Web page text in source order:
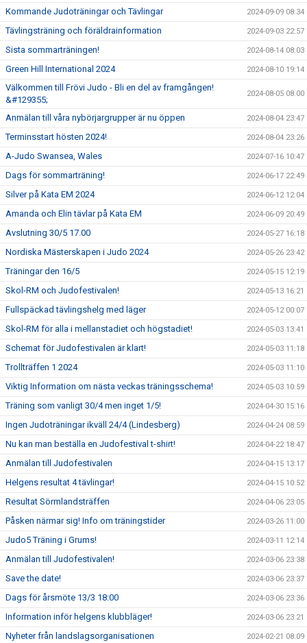
Kommande Judoträningar och Tävlingar 2024-09-09 08:34
Tävlingsträning och föräldrainformation 2024-09-03 22:57
Sista sommarträningen! 2024-08-14 08:03
Green Hill International 2024 2024-08-10 19:14
Välkommen till Frövi Judo - Bli en del av framgången!
&#129355;
2024-08-05 08:00
Anmälan till våra nybörjargrupper är nu öppen 2024-08-04 23:47
Terminsstart hösten 2024! 2024-08-04 23:26
A-Judo Swansea, Wales 2024-07-16 10:47
Dags för sommarträning! 2024-06-17 22:49
Silver på Kata EM 2024 2024-06-12 12:04
Amanda och Elin tävlar på Kata EM 2024-06-09 20:49
Avslutning 30/5 17.00 2024-05-27 16:18
Nordiska Mästerskapen i Judo 2024 2024-05-26 23:42
Träningar den 16/5 2024-05-15 12:19
Skol-RM och Judofestivalen! 2024-05-13 16:21
Fullspäckad tävlingshelg med läger 2024-05-12 00:07
Skol-RM för alla i mellanstadiet och högstadiet! 2024-05-03 13:41
Schemat för Judofestivalen är klart! 2024-05-03 11:18
Trollträffen 1 2024 2024-05-03 11:10
Viktig Information om nästa veckas träningsschema! 2024-05-03 10:59
Träning som vanligt 30/4 men inget 1/5! 2024-04-30 15:16
Ingen Judoträningar ikväll 24/4 (Lindesberg) 2024-04-24 08:59
Nu kan man beställa en Judofestival t-shirt! 2024-04-22 18:47
Anmälan till Judofestivalen 2024-04-15 13:17
Helgens resultat 4 tävlingar! 2024-04-15 10:52
Resultat Sörmlandsträffen 2024-04-06 23:05
Påsken närmar sig! Info om träningstider 2024-03-26 11:00
Judo5 Träning i Grums! 2024-03-11 12:14
Anmälan till Judofestivalen! 2024-03-06 23:38
Save the date! 2024-03-06 23:37
Dags för årsmöte 13/3 18:00 2024-03-06 23:36
Information inför helgens klubbläger! 2024-03-06 23:21
Nyheter från landslagsorganisationen 2024-02-21 08:09